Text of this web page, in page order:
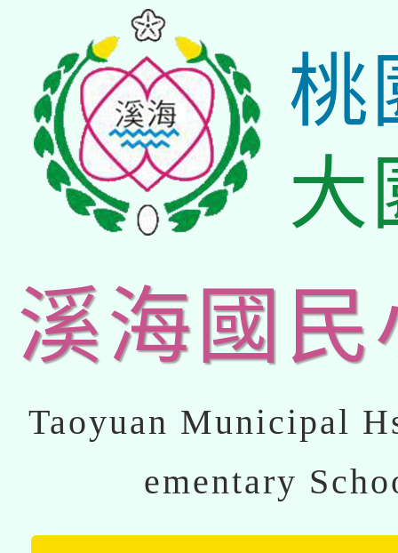
桃
大
溪海國民
Taoyuan Municipal
ementary